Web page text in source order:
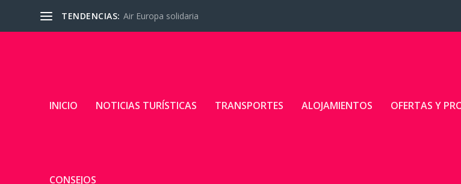
TENDENCIAS: Air Europa solidaria
INICIO NOTICIAS TURÍSTICAS TRANSPORTES ALOJAMIENTOS OFERTAS Y
CONSEJOS